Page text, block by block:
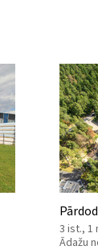
3 ist., 1
Ādažu